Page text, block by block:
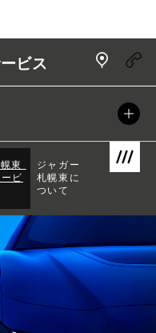
ビス Link
東
ビ
ジャガー
札幌東に
ついて